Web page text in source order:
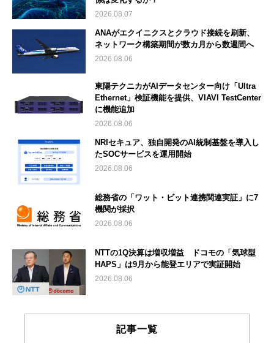
2026.08.07
ANAがエクイニクスとクラウド接続を刷新、
ネットワーク構築期間が数カ月から数週間へ
2026.08.06
東陽テクニカがAIデータセンター向け「Ultra
Ethernet」検証機能を提供、VIAVI TestCenter
に機能追加
2026.08.06
NRIセキュア、独自開発のAI統制基盤を導入し
たSOCサービスを運用開始
2026.08.06
総務省の「ワット・ビット連携関連実証」に7
機関が採択
2026.08.06
NTTの1Q決算は増収増益 ドコモの「気球型
HAPS」は9月から能登エリアで実証開始
2026.08.06
記事一覧